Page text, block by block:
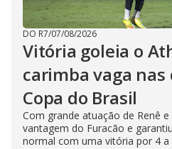
DO R7/07/08/2026
Vitória goleia o
carimba vaga
Copa do Brasil
Com grande atuação de Renê
vantagem do Furacão e
normal com uma vitória por 4 a